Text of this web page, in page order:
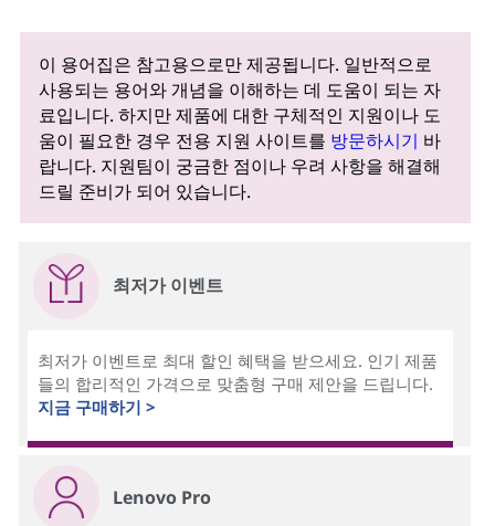
이 용어집은 참고용으로만 제공됩니다. 일반적으로
사용되는 용어와 개념을 이해하는 데 도움이 되는 자
료입니다. 하지만 제품에 대한 구체적인 지원이나 도
움이 필요한 경우 전용 지원 사이트를 방문하시기 바
랍니다. 지원팀이 궁금한 점이나 우려 사항을 해결해
드릴 준비가 되어 있습니다.
최저가 이벤트
최저가 이벤트로 최대 할인 혜택을 받으세요. 인기 제품
들의 합리적인 가격으로 맞춤형 구매 제안을 드립니다.
지금 구매하기 >
Lenovo Pro